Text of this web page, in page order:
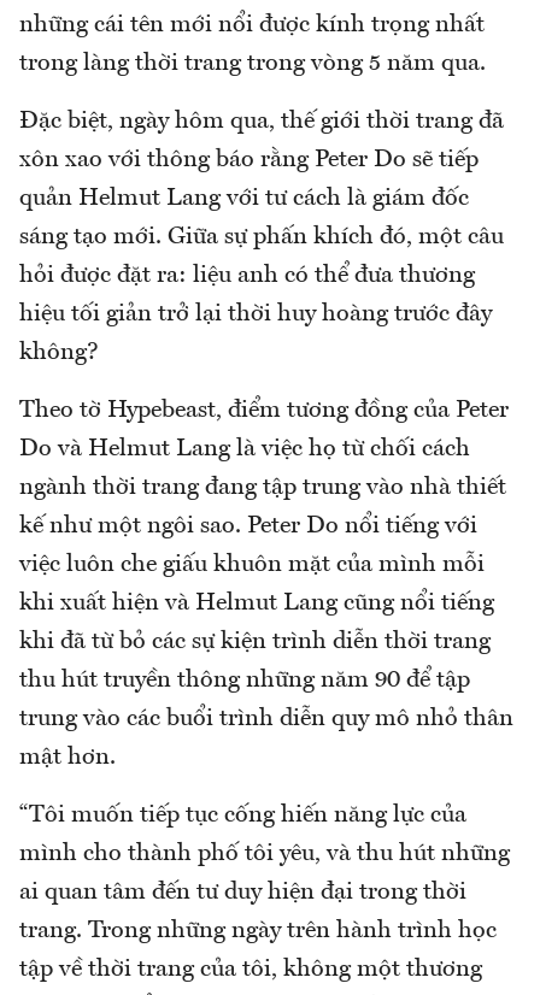
những cái tên mới nổi được kính trọng nhất
trong làng thời trang trong vòng 5 năm qua.
Đặc biệt, ngày hôm qua, thế giới thời trang đã
xôn xao với thông báo rằng Peter Do sẽ tiếp
quản Helmut Lang với tư cách là giám đốc
sáng tạo mới. Giữa sự phấn khích đó, một câu
hỏi được đặt ra: liệu anh có thể đưa thương
hiệu tối giản trở lại thời huy hoàng trước đây
không?
Theo tờ Hypebeast, điểm tương đồng của Peter
Do và Helmut Lang là việc họ từ chối cách
ngành thời trang đang tập trung vào nhà thiết
kế như một ngôi sao. Peter Do nổi tiếng với
việc luôn che giấu khuôn mặt của mình mỗi
khi xuất hiện và Helmut Lang cũng nổi tiếng
khi đã từ bỏ các sự kiện trình diễn thời trang
thu hút truyền thông những năm 90 để tập
trung vào các buổi trình diễn quy mô nhỏ thân
mật hơn.
“Tôi muốn tiếp tục cống hiến năng lực của
mình cho thành phố tôi yêu, và thu hút những
ai quan tâm đến tư duy hiện đại trong thời
trang. Trong những ngày trên hành trình học
tập về thời trang của tôi, không một thương